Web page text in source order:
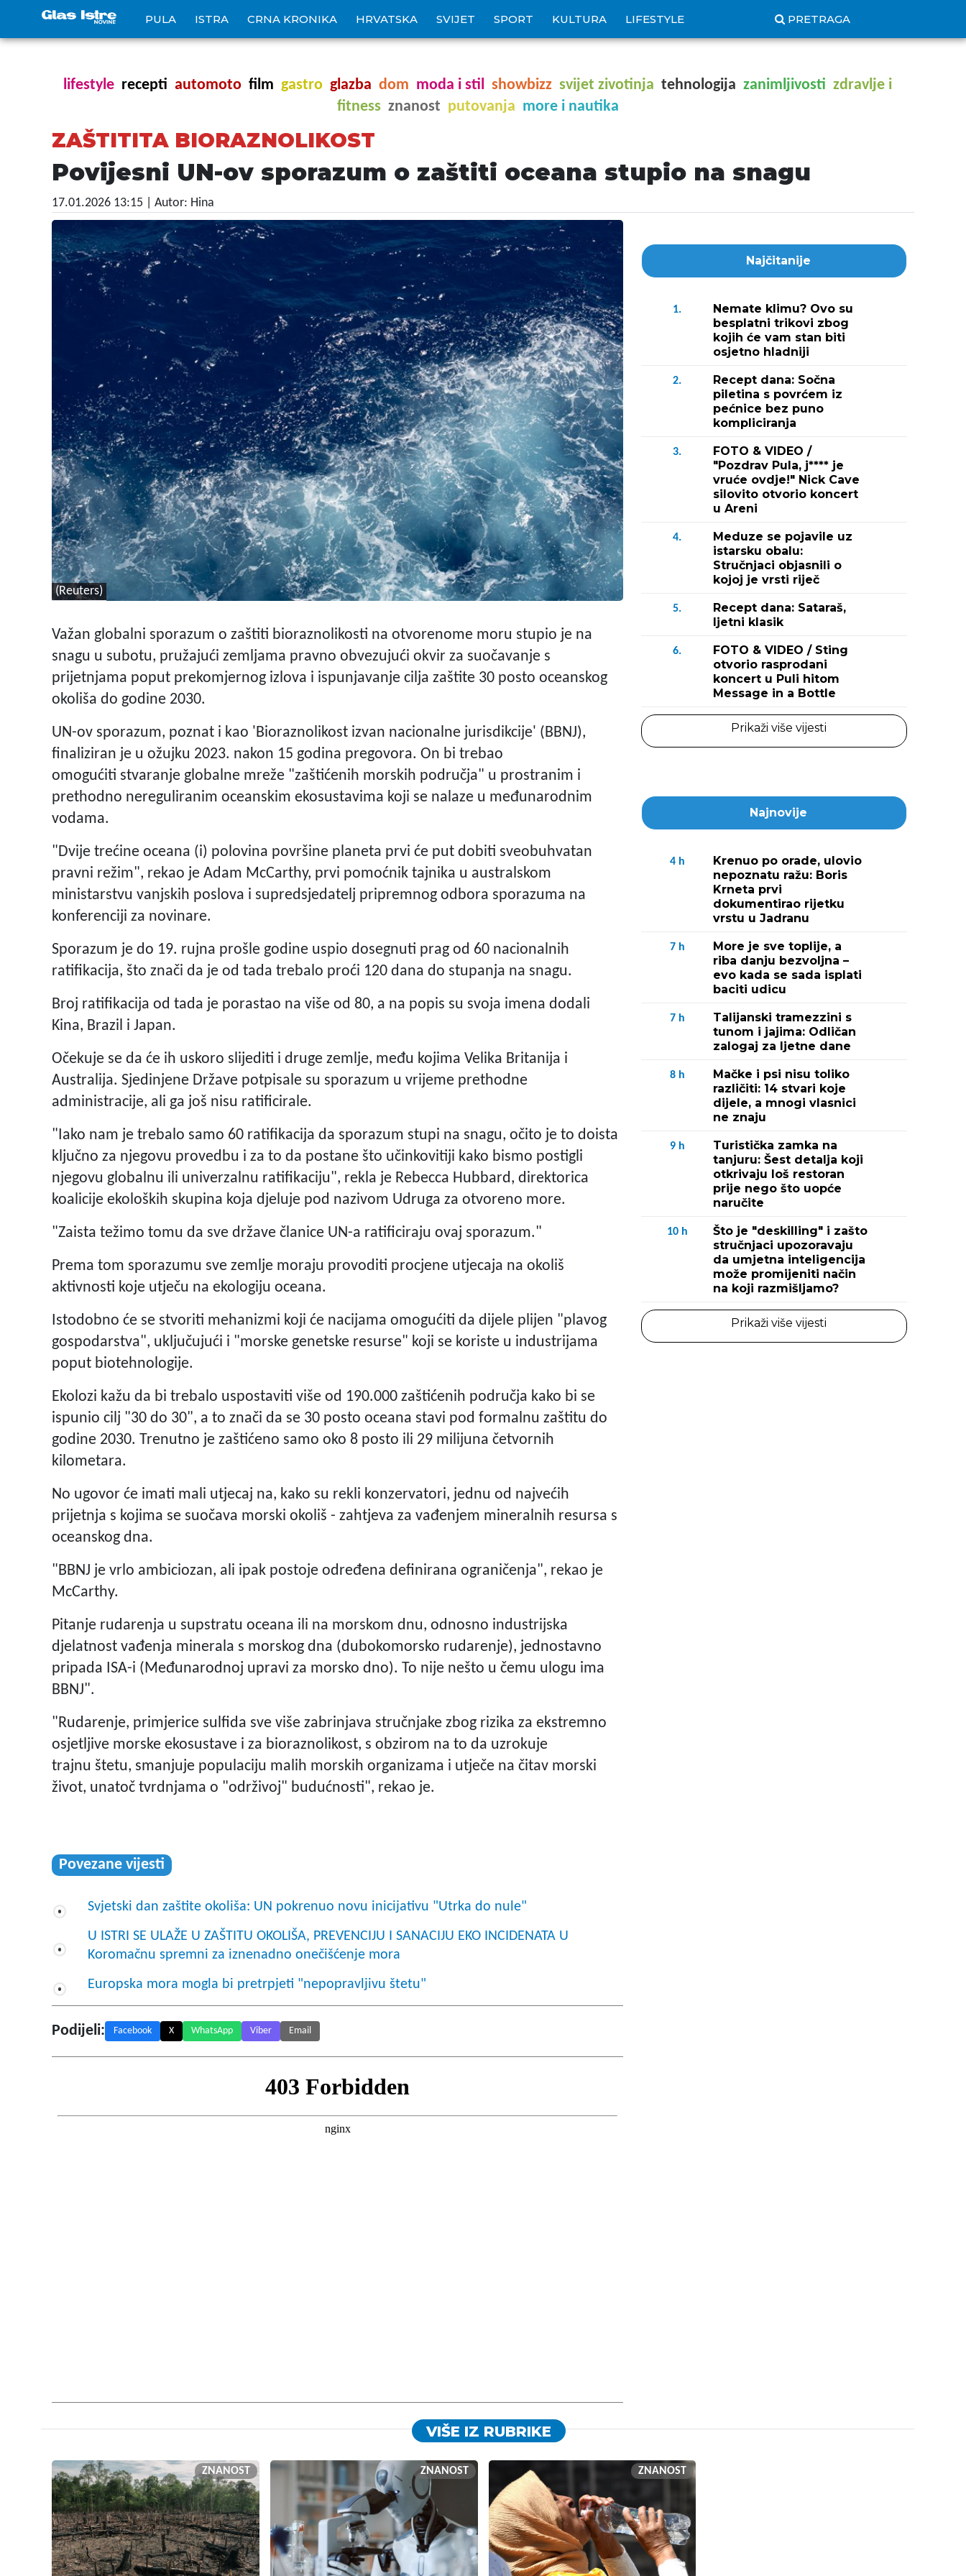
PULA ISTRA CRNA KRONIKA HRVATSKA SVIJET SPORT KULTURA LIFESTYLE PRETRAGA
lifestyle recepti automoto film gastro glazba dom moda i stil showbizz svijet zivotinja tehnologija zanimljivosti zdravlje i
fitness znanost putovanja more i nautika
ZAŠTITITA BIORAZNOLIKOST
Povijesni UN-ov sporazum o zaštiti oceana stupio na snagu
17.01.2026 13:15 | Autor: Hina
(Reuters)
Važan globalni sporazum o zaštiti bioraznolikosti na otvorenome moru stupio je na
snagu u subotu, pružajući zemljama pravno obvezujući okvir za suočavanje s
prijetnjama poput prekomjernog izlova i ispunjavanje cilja zaštite 30 posto oceanskog
okoliša do godine 2030.
UN-ov sporazum, poznat i kao 'Bioraznolikost izvan nacionalne jurisdikcije' (BBNJ),
finaliziran je u ožujku 2023. nakon 15 godina pregovora. On bi trebao
omogućiti stvaranje globalne mreže "zaštićenih morskih područja" u prostranim i
prethodno nereguliranim oceanskim ekosustavima koji se nalaze u međunarodnim
vodama.
"Dvije trećine oceana (i) polovina površine planeta prvi će put dobiti sveobuhvatan
pravni režim", rekao je Adam McCarthy, prvi pomoćnik tajnika u australskom
ministarstvu vanjskih poslova i supredsjedatelj pripremnog odbora sporazuma na
konferenciji za novinare.
Sporazum je do 19. rujna prošle godine uspio dosegnuti prag od 60 nacionalnih
ratifikacija, što znači da je od tada trebalo proći 120 dana do stupanja na snagu.
Broj ratifikacija od tada je porastao na više od 80, a na popis su svoja imena dodali
Kina, Brazil i Japan.
Očekuje se da će ih uskoro slijediti i druge zemlje, među kojima Velika Britanija i
Australija. Sjedinjene Države potpisale su sporazum u vrijeme prethodne
administracije, ali ga još nisu ratificirale.
"Iako nam je trebalo samo 60 ratifikacija da sporazum stupi na snagu, očito je to doista
ključno za njegovu provedbu i za to da postane što učinkovitiji kako bismo postigli
njegovu globalnu ili univerzalnu ratifikaciju", rekla je Rebecca Hubbard, direktorica
koalicije ekoloških skupina koja djeluje pod nazivom Udruga za otvoreno more.
"Zaista težimo tomu da sve države članice UN-a ratificiraju ovaj sporazum."
Prema tom sporazumu sve zemlje moraju provoditi procjene utjecaja na okoliš
aktivnosti koje utječu na ekologiju oceana.
Istodobno će se stvoriti mehanizmi koji će nacijama omogućiti da dijele plijen "plavog
gospodarstva", uključujući i "morske genetske resurse" koji se koriste u industrijama
poput biotehnologije.
Ekolozi kažu da bi trebalo uspostaviti više od 190.000 zaštićenih područja kako bi se
ispunio cilj "30 do 30", a to znači da se 30 posto oceana stavi pod formalnu zaštitu do
godine 2030. Trenutno je zaštićeno samo oko 8 posto ili 29 milijuna četvornih
kilometara.
No ugovor će imati mali utjecaj na, kako su rekli konzervatori, jednu od najvećih
prijetnja s kojima se suočava morski okoliš - zahtjeva za vađenjem mineralnih resursa s
oceanskog dna.
"BBNJ je vrlo ambiciozan, ali ipak postoje određena definirana ograničenja", rekao je
McCarthy.
Pitanje rudarenja u supstratu oceana ili na morskom dnu, odnosno industrijska
djelatnost vađenja minerala s morskog dna (dubokomorsko rudarenje), jednostavno
pripada ISA-i (Međunarodnoj upravi za morsko dno). To nije nešto u čemu ulogu ima
BBNJ".
"Rudarenje, primjerice sulfida sve više zabrinjava stručnjake zbog rizika za ekstremno
osjetljive morske ekosustave i za bioraznolikost, s obzirom na to da uzrokuje
trajnu štetu, smanjuje populaciju malih morskih organizama i utječe na čitav morski
život, unatoč tvrdnjama o "održivoj" budućnosti", rekao je.
Povezane vijesti
Svjetski dan zaštite okoliša: UN pokrenuo novu inicijativu "Utrka do nule"
U ISTRI SE ULAŽE U ZAŠTITU OKOLIŠA, PREVENCIJU I SANACIJU EKO INCIDENATA U
Koromačnu spremni za iznenadno onečišćenje mora
Europska mora mogla bi pretrpjeti "nepopravljivu štetu"
Podijeli: Facebook X WhatsApp Viber Email
Najčitanije
1.
Nemate klimu? Ovo su
besplatni trikovi zbog
kojih će vam stan biti
osjetno hladniji
2.
Recept dana: Sočna
piletina s povrćem iz
pećnice bez puno
kompliciranja
3.
FOTO & VIDEO /
"Pozdrav Pula, j**** je
vruće ovdje!" Nick Cave
silovito otvorio koncert
u Areni
4.
Meduze se pojavile uz
istarsku obalu:
Stručnjaci objasnili o
kojoj je vrsti riječ
5.
Recept dana: Sataraš,
ljetni klasik
6.
FOTO & VIDEO / Sting
otvorio rasprodani
koncert u Puli hitom
Message in a Bottle
Prikaži više vijesti
Najnovije
4 h
Krenuo po orade, ulovio
nepoznatu ražu: Boris
Krneta prvi
dokumentirao rijetku
vrstu u Jadranu
7 h
More je sve toplije, a
riba danju bezvoljna –
evo kada se sada isplati
baciti udicu
7 h
Talijanski tramezzini s
tunom i jajima: Odličan
zalogaj za ljetne dane
8 h
Mačke i psi nisu toliko
različiti: 14 stvari koje
dijele, a mnogi vlasnici
ne znaju
9 h
Turistička zamka na
tanjuru: Šest detalja koji
otkrivaju loš restoran
prije nego što uopće
naručite
10 h
Što je "deskilling" i zašto
stručnjaci upozoravaju
da umjetna inteligencija
može promijeniti način
na koji razmišljamo?
Prikaži više vijesti
VIŠE IZ RUBRIKE
ZNANOST ZNANOST ZNANOST